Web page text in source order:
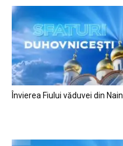
Învierea Fiului văduvei din Nain